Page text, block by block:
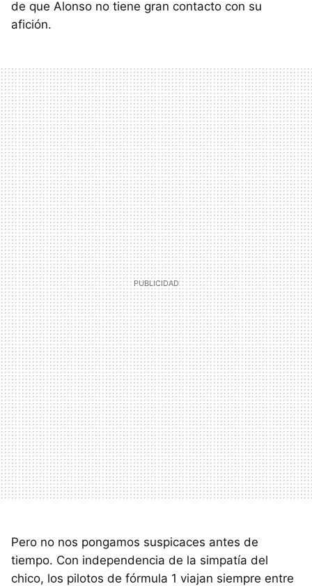
de que Alonso no tiene gran contacto con su
afición.
Pero no nos pongamos suspicaces antes de
tiempo. Con independencia de la simpatía del
chico, los pilotos de fórmula 1 viajan siempre entre